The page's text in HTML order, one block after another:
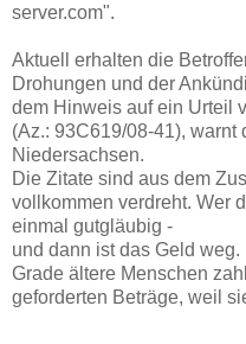
server.com".
Aktuell erhalten die
Drohungen und der
dem Hinweis auf ein Urteil
(Az.: 93C619/08-41), warnt
Niedersachsen.
Die Zitate sind aus dem
vollkommen verdreht. Wer
einmal gutgläubig -
und dann ist das Geld weg.
Grade ältere Menschen
geforderten Beträge, weil